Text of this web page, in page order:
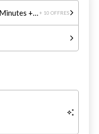
Pack - Vol d'initiation 50 Minutes + Simulateur de vol 20 Minutes + 10 OFFRES